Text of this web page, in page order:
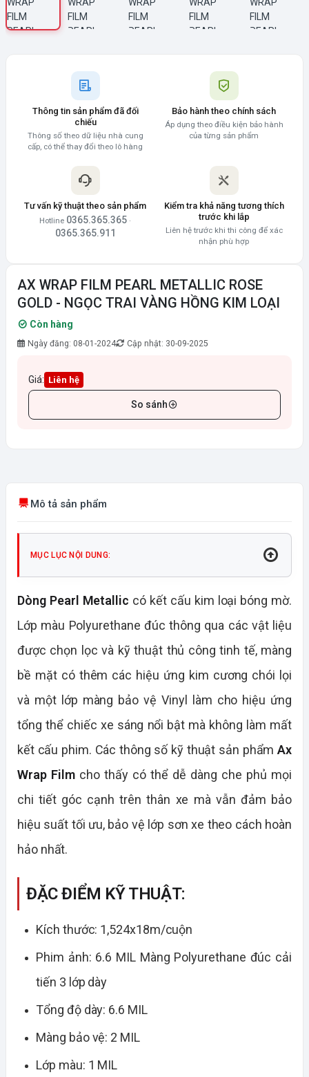
Thông tin sản phẩm đã đối
chiếu
Thông số theo dữ liệu nhà cung
cấp, có thể thay đổi theo lô hàng
Bảo hành theo chính sách
Áp dụng theo điều kiện bảo hành
của từng sản phẩm
Tư vấn kỹ thuật theo sản phẩm
Hotline 0365.365.365 ·
0365.365.911
Kiểm tra khả năng tương thích
trước khi lắp
Liên hệ trước khi thi công để xác
nhận phù hợp
AX WRAP FILM PEARL METALLIC ROSE
GOLD - NGỌC TRAI VÀNG HỒNG KIM LOẠI
Còn hàng
Ngày đăng: 08-01-2024 Cập nhật: 30-09-2025
Giá: Liên hệ
So sánh
Mô tả sản phẩm
MỤC LỤC NỘI DUNG:
Dòng Pearl Metallic có kết cấu kim loại bóng mờ.
Lớp màu Polyurethane đúc thông qua các vật liệu
được chọn lọc và kỹ thuật thủ công tinh tế, màng
bề mặt có thêm các hiệu ứng kim cương chói lọi
và một lớp màng bảo vệ Vinyl làm cho hiệu ứng
tổng thể chiếc xe sáng nổi bật mà không làm mất
kết cấu phim. Các thông số kỹ thuật sản phẩmAx
Wrap Filmcho thấy có thể dễ dàng che phủ mọi
chi tiết góc cạnh trên thân xe mà vẫn đảm bảo
hiệu suất tối ưu, bảo vệ lớp sơn xe theo cách hoàn
hảo nhất.
ĐẶC ĐIỂM KỸ THUẬT:
Kích thước: 1,524x18m/cuộn
Phim ảnh: 6.6 MIL Màng Polyurethane đúc cải
tiến 3 lớp dày
Tổng độ dày: 6.6 MIL
Màng bảo vệ: 2 MIL
Lớp màu: 1 MIL